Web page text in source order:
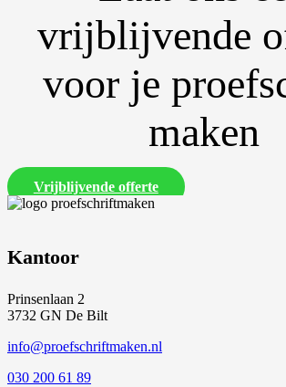
vrijblijvende
voor je
maken
Vrijblijvende offerte
Kantoor
Prinsenlaan 2
3732 GN De Bilt
info@proefschriftmaken.nl
030 200 61 89